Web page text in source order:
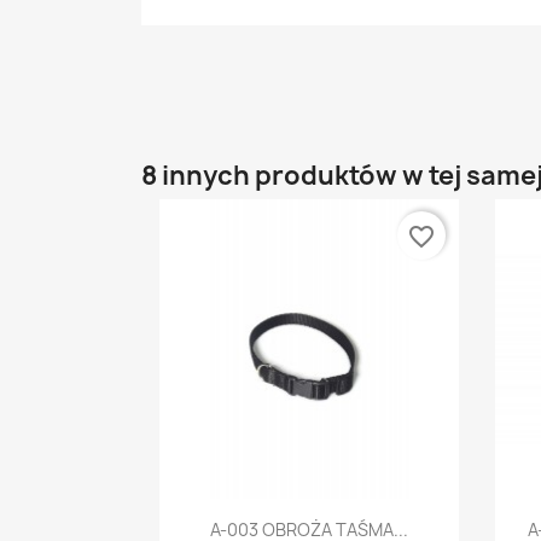
8 innych produktów w tej
Szybki podgląd
A-003 OBROŻA TAŚMA...
favorite_border